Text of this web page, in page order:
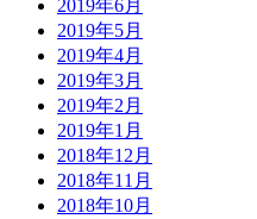
2019年6月
2019年5月
2019年4月
2019年3月
2019年2月
2019年1月
2018年12月
2018年11月
2018年10月